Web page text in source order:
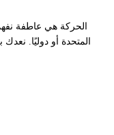
الحركة هي عاطفة
المتحدة أو دوليًا.